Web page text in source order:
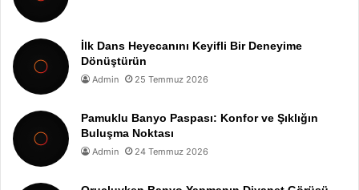
İlk Dans Heyecanını Keyifli Bir Deneyime
Dönüştürün
Admin 25 Temmuz 2026
Pamuklu Banyo Paspası: Konfor ve Şıklığın
Buluşma Noktası
Admin 24 Temmuz 2026